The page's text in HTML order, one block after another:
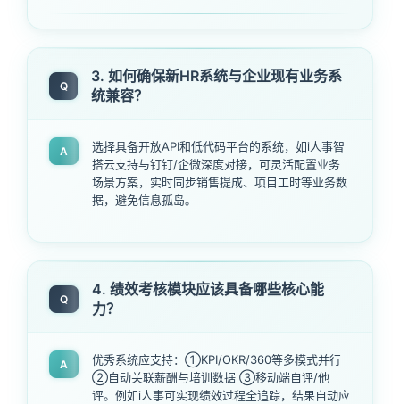
Q
3. 如何确保新HR系统与企业现有业务系
统兼容？
A
选择具备开放API和低代码平台的系统，如i人事智
搭云支持与钉钉/企微深度对接，可灵活配置业务
场景方案，实时同步销售提成、项目工时等业务数
据，避免信息孤岛。
Q
4. 绩效考核模块应该具备哪些核心能
力？
A
优秀系统应支持：①KPI/OKR/360等多模式并行
②自动关联薪酬与培训数据 ③移动端自评/他
评。例如i人事可实现绩效过程全追踪，结果自动应